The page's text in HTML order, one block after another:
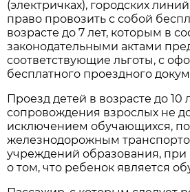
(электричках), городских
право провозить с собой
возрасте до 7 лет, которым в
законодательными актами
соответствующие льготы, с
бесплатного проездного
Проезд детей в возрасте до 10
сопровождения взрослых не
исключением обучающихся,
железнодорожным
учреждений образования, при
о том, что ребенок является